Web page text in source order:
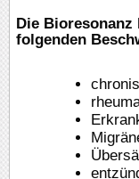
Die Bioresonanz
folgenden